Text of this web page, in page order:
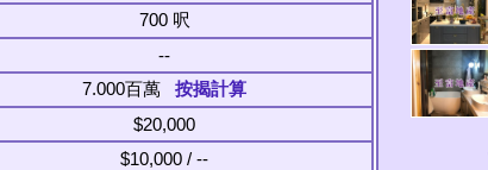
700 呎
--
7.000百萬 按揭計算
$20,000
$10,000 / --